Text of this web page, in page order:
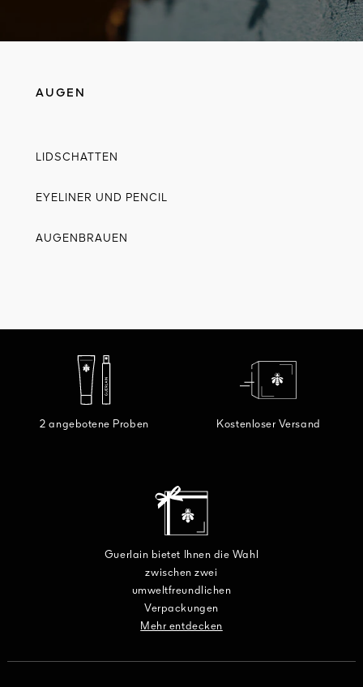
AUGEN
LIDSCHATTEN
EYELINER UND PENCIL
AUGENBRAUEN
2 angebotene Proben Kostenloser Versand
Guerlain bietet Ihnen die Wahl
zwischen zwei
umweltfreundlichen
Verpackungen
Mehr entdecken